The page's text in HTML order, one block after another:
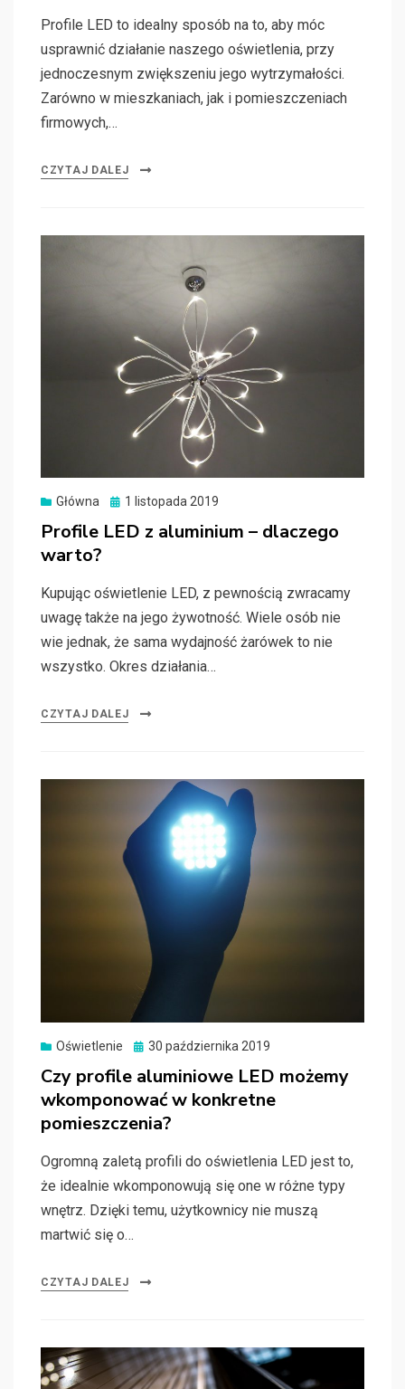
Profile LED to idealny sposób na to, aby móc
usprawnić działanie naszego oświetlenia, przy
jednoczesnym zwiększeniu jego wytrzymałości.
Zarówno w mieszkaniach, jak i pomieszczeniach
firmowych,…
CZYTAJ DALEJ
Główna
Posted
on
1 listopada 2019
Profile LED z aluminium – dlaczego
warto?
Kupując oświetlenie LED, z pewnością zwracamy
uwagę także na jego żywotność. Wiele osób nie
wie jednak, że sama wydajność żarówek to nie
wszystko. Okres działania…
CZYTAJ DALEJ
Oświetlenie
Posted
30 października 2019
Czy profile aluminiowe LED możemy
wkomponować w konkretne
pomieszczenia?
Ogromną zaletą profili do oświetlenia LED jest to,
że idealnie wkomponowują się one w różne typy
wnętrz. Dzięki temu, użytkownicy nie muszą
martwić się o…
CZYTAJ DALEJ